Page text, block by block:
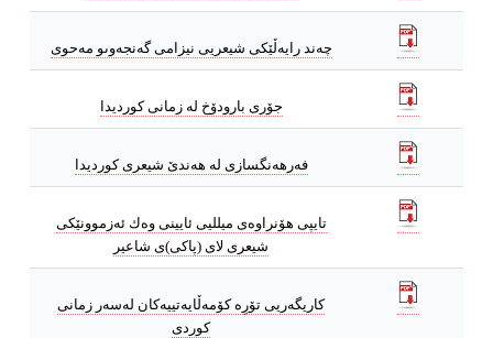
چه‌ند رایه‌ڵێكى شیعریی نیزامى گه‌نجه‌وىو مه‌حوى
جۆرى بارودۆخ له‌ زمانى كوردیدا
فه‌رهه‌نگسازی له‌ هه‌ندێ شیعری كوردیدا
تایپی هۆنراوه‌‌ی میللیی ئایینی وه‌‌ك ئه‌‌زموونێكی
شیعری لای (پاكی)ی شاعیر
كاریگه‌ریی تۆرِه‌ كۆمه‌ڵایه‌تییه‌كان له‌سه‌ر زمانی
كوردی